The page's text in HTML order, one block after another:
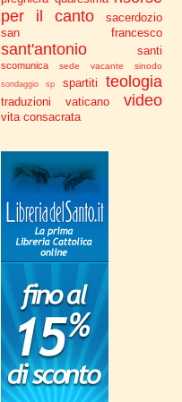
per il canto
sacerdozio
san francesco
sant'antonio santi
scomunica sede vacante sinodo
sondaggio sp spartiti teologia
traduzioni vaticano video
vita consacrata